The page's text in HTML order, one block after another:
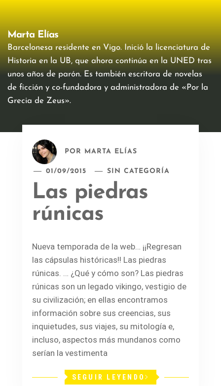
Marta Elías
Barcelonesa residente en Vigo. Inició la licenciatura de
Historia en la UB, que ahora continúa en la UNED tras
unos años de parón. Es también escritora de novelas
de ficción y co-fundadora y administradora de «Por la
Grecia de Zeus».
POR MARTA ELÍAS
01/09/2015 SIN CATEGORÍA
Las piedras
rúnicas
Nueva temporada de la web… ¡¡Regresan
las cápsulas históricas!! Las piedras
rúnicas. … ¿Qué y cómo son? Las piedras
rúnicas son un legado vikingo, vestigio de
su civilización; en ellas encontramos
información sobre sus creencias, sus
inquietudes, sus viajes, su mitología e,
incluso, aspectos más mundanos como
serían la vestimenta
SEGUIR LEYENDO